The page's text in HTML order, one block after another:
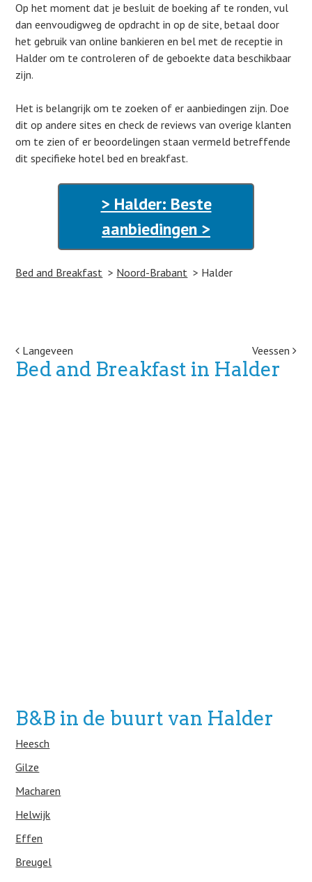
Op het moment dat je besluit de boeking af te ronden, vul
dan eenvoudigweg de opdracht in op de site, betaal door
het gebruik van online bankieren en bel met de receptie in
Halder om te controleren of de geboekte data beschikbaar
zijn.
Het is belangrijk om te zoeken of er aanbiedingen zijn. Doe
dit op andere sites en check de reviews van overige klanten
om te zien of er beoordelingen staan vermeld betreffende
dit specifieke hotel bed en breakfast.
> Halder: Beste
aanbiedingen >
Bed and Breakfast Noord-Brabant Halder
Post navigation
Langeveen Veessen
Bed and Breakfast in Halder
B&B in de buurt van Halder
Heesch
Gilze
Macharen
Helwijk
Effen
Breugel